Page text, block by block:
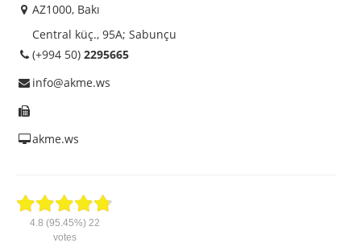
AZ1000, Bakı
Central küç., 95A; Sabunçu
(+994 50) 2295665
info@akme.ws
akme.ws
4.8 (95.45%) 22
votes